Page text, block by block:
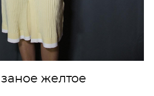
желтое